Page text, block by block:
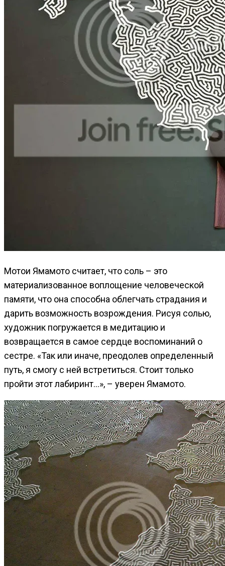
Мотои Ямамото считает, что соль – это
материализованное воплощение человеческой
памяти, что она способна облегчать страдания и
дарить возможность возрождения. Рисуя солью,
художник погружается в медитацию и
возвращается в самое сердце воспоминаний о
сестре. «Так или иначе, преодолев определенный
путь, я смогу с ней встретиться. Стоит только
пройти этот лабиринт…», – уверен Ямамото.